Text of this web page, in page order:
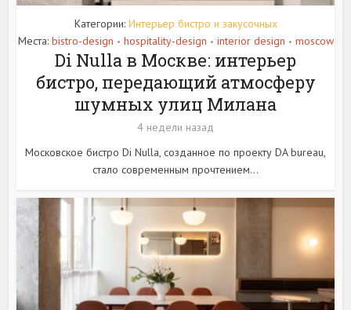
Категории: Интерьер бистро и закусочных
Места: bistro-design • hospitality-design • interior design • moscow
Di Nulla в Москве: интерьер
бистро, передающий атмосферу
шумных улиц Милана
4 недели назад
Московское бистро Di Nulla, созданное по проекту DA bureau,
стало современным прочтением...